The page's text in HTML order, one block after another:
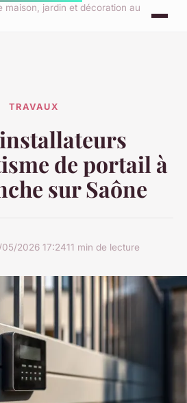
maison, jardin et décoration au
TRAVAUX
de portail à
sur Saône
2026 17:2411 min de lecture